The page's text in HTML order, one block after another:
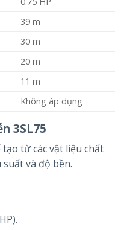
39 m
30 m
20 m
11 m
Không áp dụng
3SL75
tạo từ các vật liệu chất
và độ bền.